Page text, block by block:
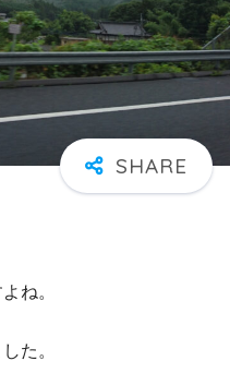
ね。
た。